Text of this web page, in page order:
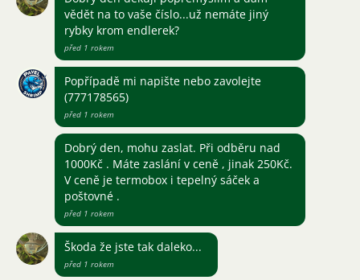
vědět na to vaše číslo...už nemáte jiný
rybky krom endlerek?
před 1 rokem
Popřípadě mi napište nebo zavolejte
(777178565)
před 1 rokem
Dobrý den, mohu zaslat. Při odběru nad
1000Kč . Máte zaslání v ceně , jinak 250Kč.
V ceně je termobox i tepelný sáček a
poštovné .
před 1 rokem
Škoda že jste tak daleko...
před 1 rokem